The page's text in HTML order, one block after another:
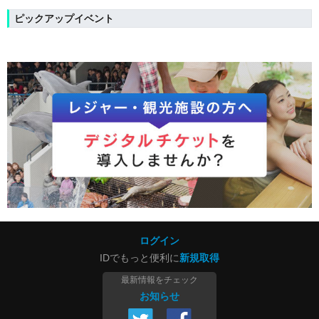
ピックアップイベント
ログイン
IDでもっと便利に新規取得
最新情報をチェック
お知らせ